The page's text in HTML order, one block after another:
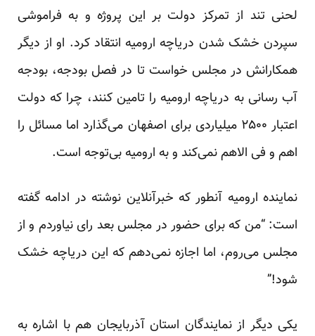
لحنی تند از تمرکز دولت بر این پروژه و به فراموشی
سپردن خشک شدن دریاچه ارومیه انتقاد کرد. او از دیگر
همکارانش در مجلس خواست تا در فصل بودجه، بودجه
آب رسانی به دریاچه ارومیه را تامین کنند، چرا که دولت
اعتبار ۲۵۰۰ میلیاردی برای اصفهان می‌گذارد اما مسائل را
اهم و فی الاهم نمی‌​کند و به ارومیه بی‌توجه است.
نماینده ارومیه آنطور که خبرآنلاین نوشته در ادامه گفته
است: “من که برای حضور در مجلس بعد رای نیاوردم و از
مجلس می‌​روم، اما اجازه نمی‌​دهم که این دریاچه خشک
شود!”
یکی دیگر از نمایندگان استان آذربایجان هم با اشاره به